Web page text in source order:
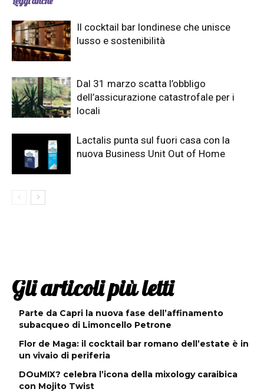
Il cocktail bar londinese che unisce
lusso e sostenibilità
Dal 31 marzo scatta l’obbligo
dell’assicurazione catastrofale per i
locali
Lactalis punta sul fuori casa con la
nuova Business Unit Out of Home
Gli articoli più letti
Parte da Capri la nuova fase dell’affinamento
subacqueo di Limoncello Petrone
Flor de Maga: il cocktail bar romano dell’estate è in
un vivaio di periferia
DOuMIX? celebra l’icona della mixology caraibica
con Mojito Twist